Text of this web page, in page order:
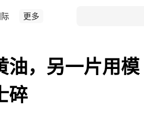
更多
油，另一片用模
碎